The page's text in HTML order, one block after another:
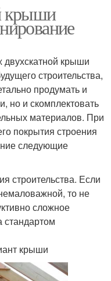
крыши
крыши
строительства,
продумать и
но и скомплектовать
материалов. При
покрытия строения
следующие
строительства. Если
то не
сложное
стандартом
крыши